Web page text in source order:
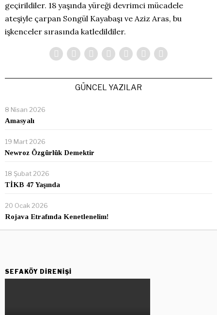
geçirildiler. 18 yaşında yüreği devrimci mücadele
ateşiyle çarpan Songül Kayabaşı ve Aziz Aras, bu
işkenceler sırasında katledildiler.
GÜNCEL YAZILAR
8 Nisan 2026
Amasyalı
19 Mart 2026
Newroz Özgürlük Demektir
18 Şubat 2026
TİKB 47 Yaşında
20 Ocak 2026
Rojava Etrafında Kenetlenelim!
SEFAKÖY DIRENIŞI